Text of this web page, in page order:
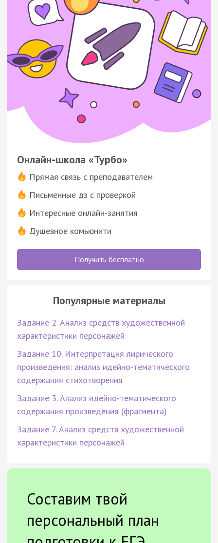
Онлайн-школа «Турбо»
Прямая связь с преподавателем
Письменные дз с проверкой
Интересные онлайн-занятия
Душевное комьюнити
Получить бесплатно
Популярные материалы
Задание 2. Анализ средств художественной
характеристики персонажей
Задание 10. Интерпретация лирического
произведения: анализ идейно-тематического
содержания стихотворения
Задание 3. Анализ идейно-тематического
содержания произведения (фрагмента)
Задание 7. Анализ средств художественной
характеристики персонажей
Составим твой
персональный план